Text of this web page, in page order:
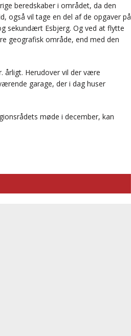
beredskaber i området, da den
også vil tage en del af de opgaver på
sekundært Esbjerg. Og ved at flytte
geografisk område, end med den
årligt. Herudover vil der være
garage, der i dag huser
møde i december, kan